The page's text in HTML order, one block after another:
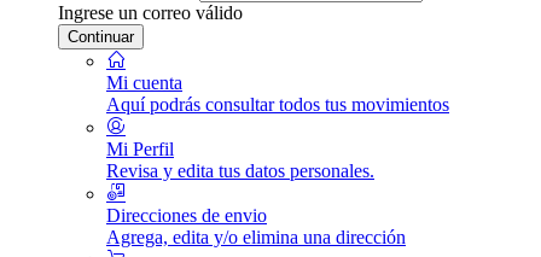
Ingrese un correo válido
Continuar
Mi cuenta
Aquí podrás consultar todos tus movimientos
Mi Perfil
Revisa y edita tus datos personales.
Direcciones de envio
Agrega, edita y/o elimina una dirección